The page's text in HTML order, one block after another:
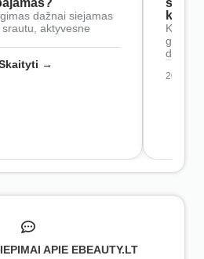
dažnai siejamas
aktyvesne
→
2026-
APIE EBEAUTY.LT